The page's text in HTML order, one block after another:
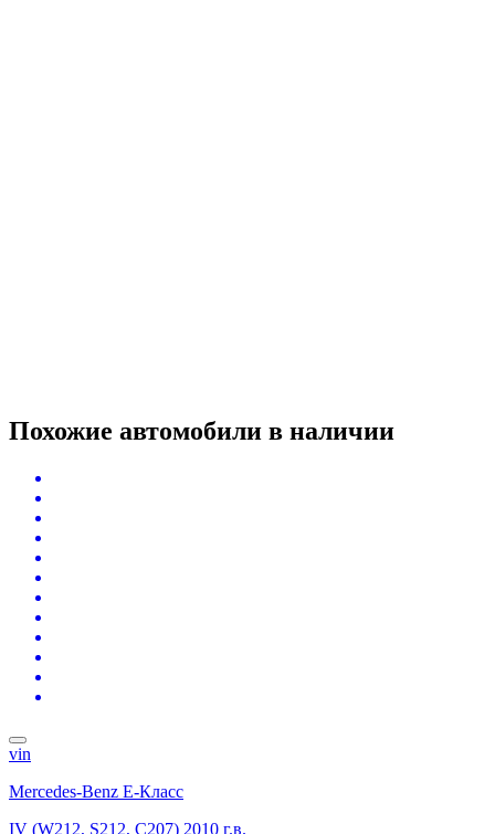
Похожие автомобили в наличии
vin
Mercedes-Benz E-Класс
IV (W212, S212, C207) 2010 г.в.